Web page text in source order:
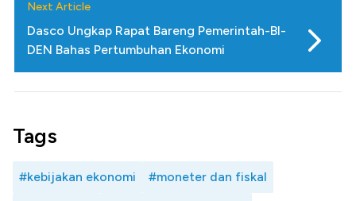
Next Article
Dasco Ungkap Rapat Bareng Pemerintah-BI-
DEN Bahas Pertumbuhan Ekonomi
Tags
#kebijakan ekonomi #moneter dan fiskal